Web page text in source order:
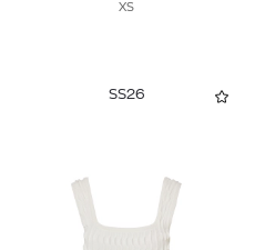
ZADIG & VOLTAIRE
ZEUS + DIONE
XS
SS26